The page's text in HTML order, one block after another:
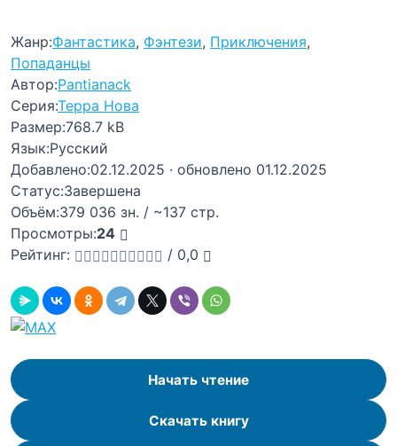
Жанр:Фантастика, Фэнтези, Приключения,
Попаданцы
Автор:Pantianack
Серия:Терра Нова
Размер:768.7 kB
Язык:Русский
Добавлено:02.12.2025 · обновлено 01.12.2025
Статус:Завершена
Объём:379 036 зн. / ~137 стр.
Просмотры:24
Рейтинг:
/ 0,0
Начать чтение
Скачать книгу